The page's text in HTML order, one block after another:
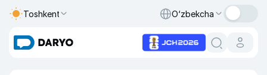
Toshkent O‘zbekcha